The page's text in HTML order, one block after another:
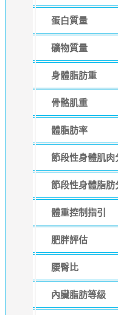
蛋白質量
礦物質量
身體脂肪重
骨骼肌重
體脂肪率
節段性身體肌肉
節段性身體脂肪
體重控制指引
肥胖評估
腰臀比
內臟脂肪等級